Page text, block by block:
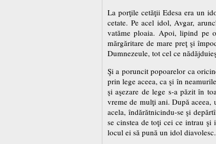
La porţile cetăţii Edesa era un
cetate. Pe acel idol, Avgar,
vatăme ploaia. Apoi, lipind pe
mărgăritare de mare preţ şi
Dumnezeule, tot cel ce
Şi a poruncit popoarelor ca
prin lege aceea, ca şi în
şi aşezare de lege s-a păzit în
vreme de mulţi ani. După
acela, îndărătnicindu-se şi
se cinstea de toţi cei ce intrau şi
locul ei să pună un idol diavolesc.